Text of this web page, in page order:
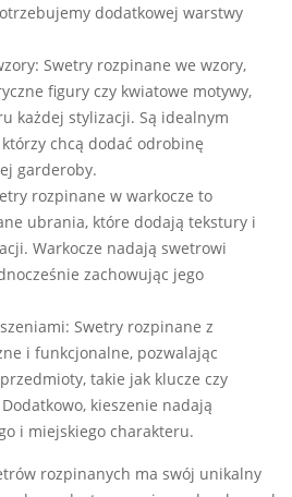
dodatkowej warstwy
Swetry rozpinane we wzory,
figury czy kwiatowe motywy,
każdej stylizacji. Są idealnym
chcą dodać odrobinę
garderoby.
rozpinane w warkocze to
ubrania, które dodają tekstury i
Warkocze nadają swetrowi
zachowując jego
Swetry rozpinane z
i funkcjonalne, pozwalając
takie jak klucze czy
kieszenie nadają
i miejskiego charakteru.
rozpinanych ma swój unikalny